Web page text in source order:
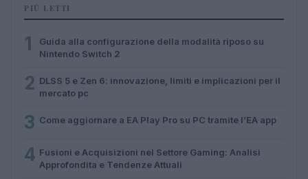
PIÙ LETTI
1
Guida alla configurazione della modalità riposo su
Nintendo Switch 2
2 DLSS 5 e Zen 6: innovazione, limiti e implicazioni per il
mercato pc
3 Come aggiornare a EA Play Pro su PC tramite l’EA app
4 Fusioni e Acquisizioni nel Settore Gaming: Analisi
Approfondita e Tendenze Attuali